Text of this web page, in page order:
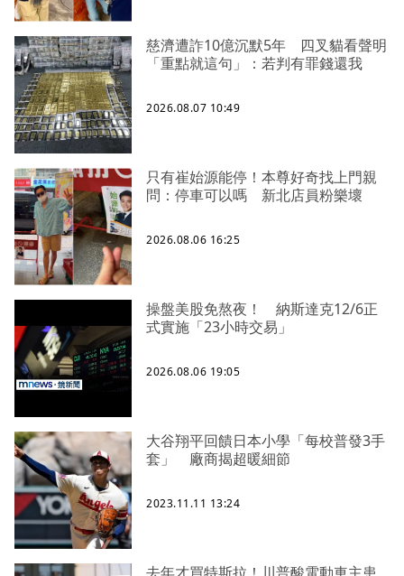
慈濟遭詐10億沉默5年 四叉貓看聲明
「重點就這句」：若判有罪錢還我
2026.08.07 10:49
只有崔始源能停！本尊好奇找上門親
問：停車可以嗎 新北店員粉樂壞
2026.08.06 16:25
操盤美股免熬夜！ 納斯達克12/6正
式實施「23小時交易」
2026.08.06 19:05
大谷翔平回饋日本小學「每校普發3手
套」 廠商揭超暖細節
2023.11.11 13:24